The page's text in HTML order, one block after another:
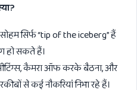
?
सिर्फ “tip of the iceberg” हैं
हो सकते हैं।
कैमरा ऑफ करके बैठना, और
से कई नौकरियां निभा रहे हैं।